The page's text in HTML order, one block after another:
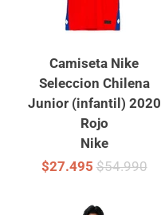
Camiseta Nike
Seleccion Chilena
Junior (infantil) 2020
Rojo
Nike
$27.495$54.990